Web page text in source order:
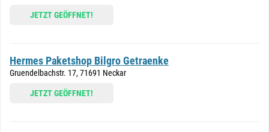
JETZT GEÖFFNET!
Hermes Paketshop Bilgro Getraenke
Gruendelbachstr. 17, 71691 Neckar
JETZT GEÖFFNET!